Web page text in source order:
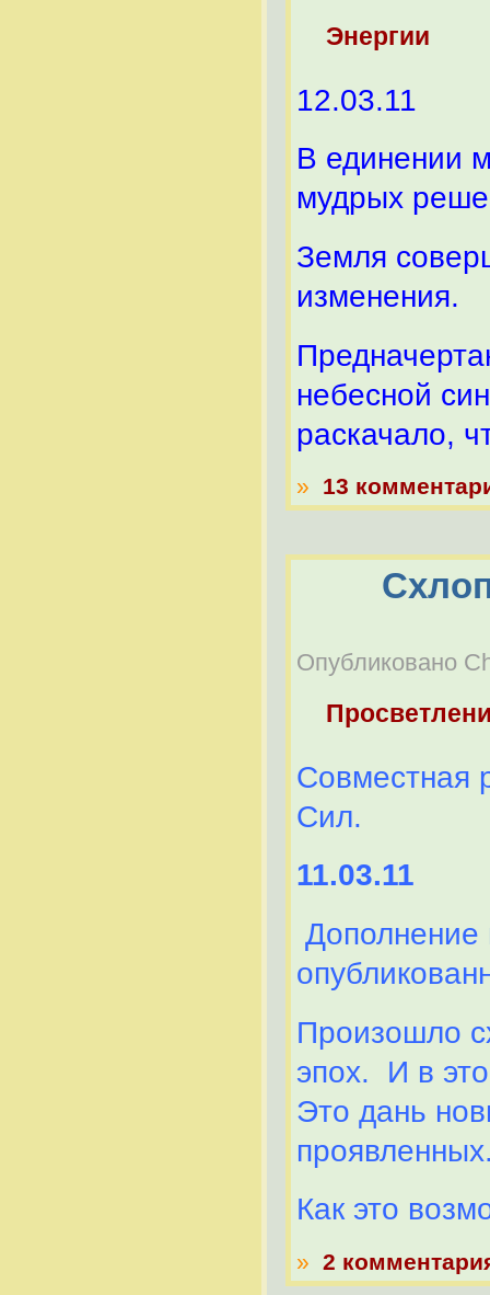
Энергии
12.03.11
В единении
мудрых
Земля
изменения.
небесной
раскачало,
» 13
Опубликовано
Совместная
Сил.
11.03.11
Дополнение
Произошло
эпох. И в
Это дань
Как это
» 2